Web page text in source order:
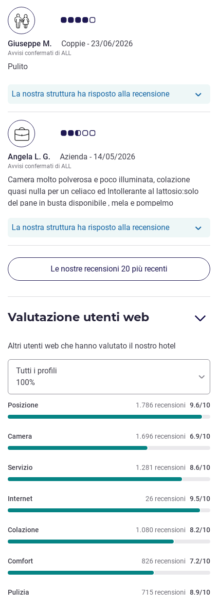
Giudizio clienti 4.0/5
Giuseppe M. Coppie - 23/06/2026
Avvisi confermati di ALL
Pulito
La nostra struttura ha risposto alla recensioneIl nostro hotel
Giudizio clienti 2.5/5
Angela L. G. Azienda - 14/05/2026
Avvisi confermati di ALL
Camera molto polverosa e poco illuminata, colazione
quasi nulla per un celiaco ed Intollerante al lattosio:solo
del pane in busta disponibile , mela e pompelmo
La nostra struttura ha risposto alla recensioneIl nostro hotel
Le nostre recensioni 20 più recenti
Valutazione utenti web
Altri utenti web che hanno valutato il nostro hotel
Tutti i profili
100%
1.786 recensioni 9.6/10
Posizione
1.696 recensioni 6.9/10
Camera
1.281 recensioni 8.6/10
Servizio
26 recensioni 9.5/10
Internet
1.080 recensioni 8.2/10
Colazione
826 recensioni 7.2/10
Comfort
715 recensioni 8.9/10
Pulizia